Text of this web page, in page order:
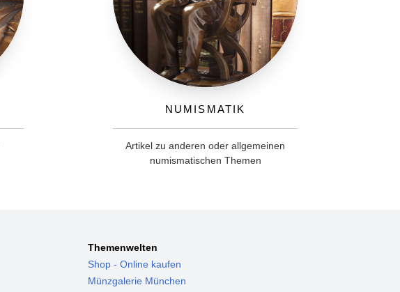
Numismatik
Artikel zu anderen oder allgemeinen
numismatischen Themen
Themenwelten
Shop - Online kaufen
Münzgalerie München